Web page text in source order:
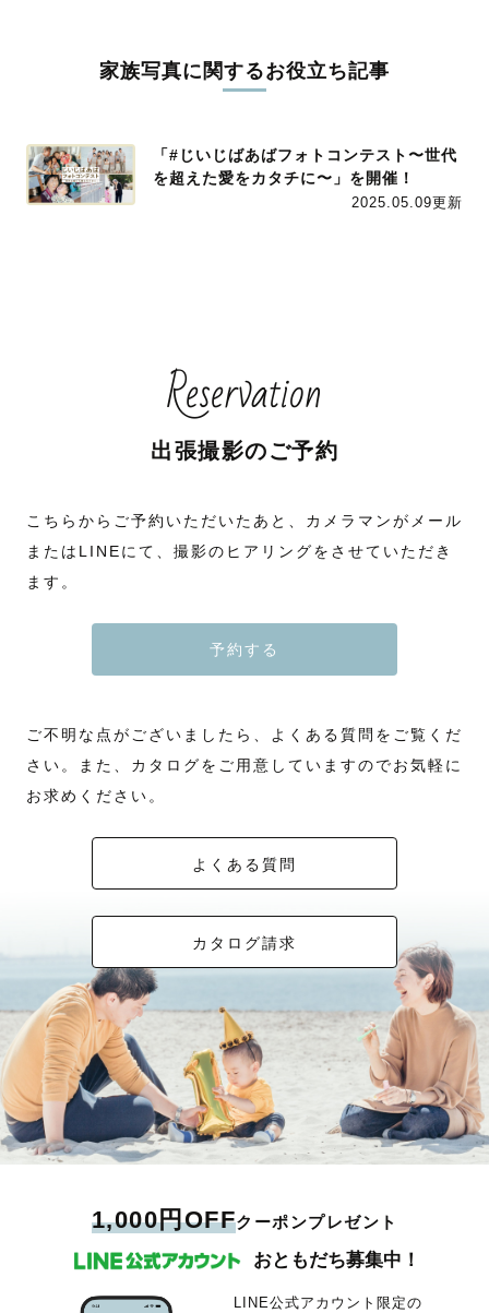
家族写真に関するお役立ち記事
「#じいじばあばフォトコンテスト〜世代
を超えた愛をカタチに〜」を開催！
2025.05.09更新
Reservation
出張撮影のご予約
こちらからご予約いただいたあと、カメラマンがメール
またはLINEにて、撮影のヒアリングをさせていただき
ます。
予約する
ご不明な点がございましたら、よくある質問をご覧くだ
さい。また、カタログをご用意していますのでお気軽に
お求めください。
よくある質問
カタログ請求
1,000円OFFクーポンプレゼント
おともだち募集中！
LINE公式アカウント限定の